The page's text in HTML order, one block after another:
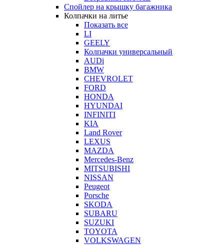
Спойлер на крышку багажника
Колпачки на литье
Показать все
LI
GEELY
Колпачки универсальный
AUDi
BMW
CHEVROLET
FORD
HONDA
HYUNDAI
INFINITI
KIA
Land Rover
LEXUS
MAZDA
Mercedes-Benz
MITSUBISHI
NISSAN
Peugeot
Porsche
SKODA
SUBARU
SUZUKI
TOYOTA
VOLKSWAGEN